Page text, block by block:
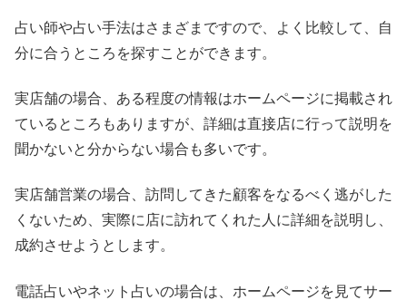
占い師や占い手法はさまざまですので、よく比較して、自
分に合うところを探すことができます。
実店舗の場合、ある程度の情報はホームページに掲載され
ているところもありますが、詳細は直接店に行って説明を
聞かないと分からない場合も多いです。
実店舗営業の場合、訪問してきた顧客をなるべく逃がした
くないため、実際に店に訪れてくれた人に詳細を説明し、
成約させようとします。
電話占いやネット占いの場合は、ホームページを見てサー